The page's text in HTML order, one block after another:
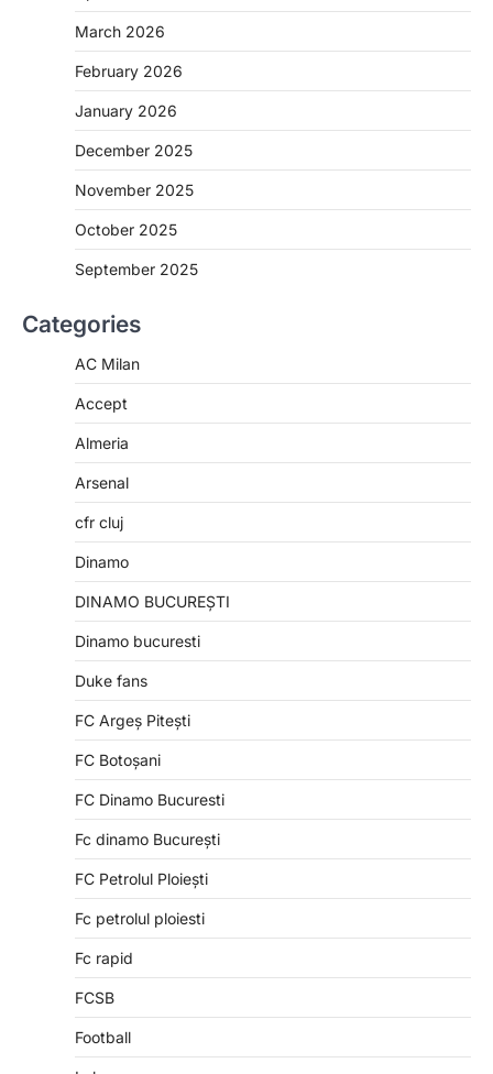
March 2026
February 2026
January 2026
December 2025
November 2025
October 2025
September 2025
Categories
AC Milan
Accept
Almeria
Arsenal
cfr cluj
Dinamo
DINAMO BUCUREȘTI
Dinamo bucuresti
Duke fans
FC Argeș Pitești
FC Botoșani
FC Dinamo Bucuresti
Fc dinamo București
FC Petrolul Ploiești
Fc petrolul ploiesti
Fc rapid
FCSB
Football